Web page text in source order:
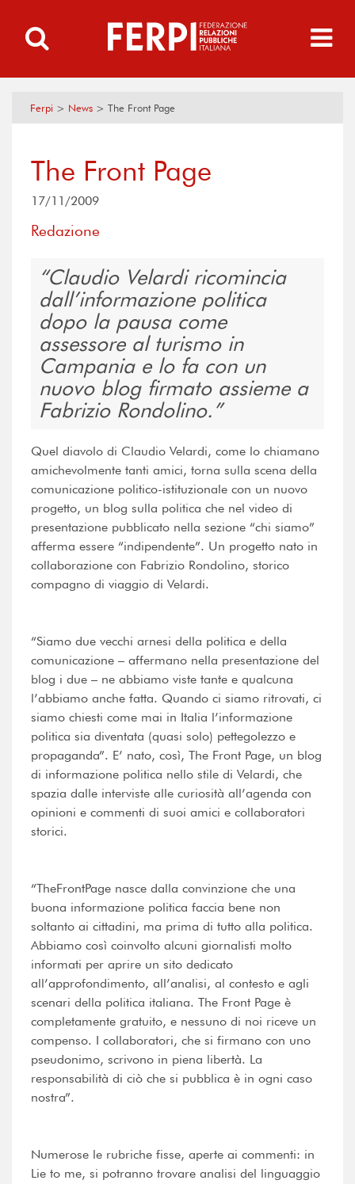
Ferpi > News > The Front Page
The Front Page
17/11/2009
Redazione
Claudio Velardi ricomincia
dall’informazione politica
dopo la pausa come
assessore al turismo in
Campania e lo fa con un
nuovo blog firmato assieme a
Fabrizio Rondolino.
Quel diavolo di Claudio Velardi, come lo chiamano
amichevolmente tanti amici, torna sulla scena della
comunicazione politico-istituzionale con un nuovo
progetto, un blog sulla politica che nel video di
presentazione pubblicato nella sezione “chi siamo”
afferma essere “indipendente”. Un progetto nato in
collaborazione con Fabrizio Rondolino, storico
compagno di viaggio di Velardi.
“Siamo due vecchi arnesi della politica e della
comunicazione – affermano nella presentazione del
blog i due – ne abbiamo viste tante e qualcuna
l’abbiamo anche fatta. Quando ci siamo ritrovati, ci
siamo chiesti come mai in Italia l’informazione
politica sia diventata (quasi solo) pettegolezzo e
propaganda”. E’ nato, così, The Front Page, un blog
di informazione politica nello stile di Velardi, che
spazia dalle interviste alle curiosità all’agenda con
opinioni e commenti di suoi amici e collaboratori
storici.
“TheFrontPage nasce dalla convinzione che una
buona informazione politica faccia bene non
soltanto ai cittadini, ma prima di tutto alla politica.
Abbiamo così coinvolto alcuni giornalisti molto
informati per aprire un sito dedicato
all’approfondimento, all’analisi, al contesto e agli
scenari della politica italiana. The Front Page è
completamente gratuito, e nessuno di noi riceve un
compenso. I collaboratori, che si firmano con uno
pseudonimo, scrivono in piena libertà. La
responsabilità di ciò che si pubblica è in ogni caso
nostra”.
Numerose le rubriche fisse, aperte ai commenti: in
Lie to me, si potranno trovare analisi del linguaggio